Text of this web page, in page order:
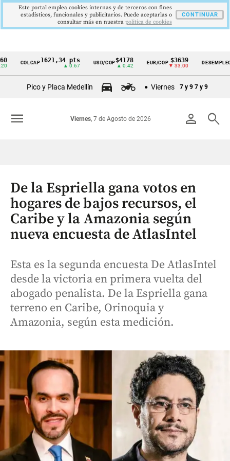
Cintillo
Colombia
COLCAP1621,34 pts
▲ 0.67
USD/COP$4178
▲ 0.42
EUR/COP $3639
▼ 33.00
DESEMPLEO9,9
▼
Pico y Placa Medellín Viernes 7 y 9 7 y 9
person search
Viernes, 7 de Agosto de 2026
menu
De la Espriella gana votos en
hogares de bajos recursos, el
Caribe y la Amazonia según
nueva encuesta de AtlasIntel
Esta es la segunda encuesta De AtlasIntel
desde la victoria en primera vuelta del
abogado penalista. De la Espriella gana
terreno en Caribe, Orinoquia y
Amazonia, según esta medición.
Este portal emplea cookies internas y de terceros con fines
estadísticos, funcionales y publicitarios. Puede aceptarlas o
consultar más en nuestra politica de cookies
CONTINUAR